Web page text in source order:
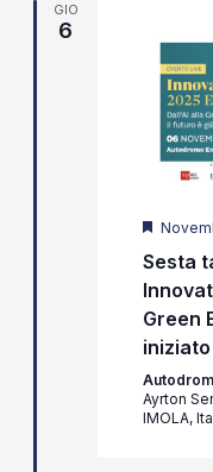
GIO
6
Sesta
Green
iniziato
Ayrton
IMOLA,